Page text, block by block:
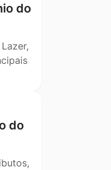
do
do